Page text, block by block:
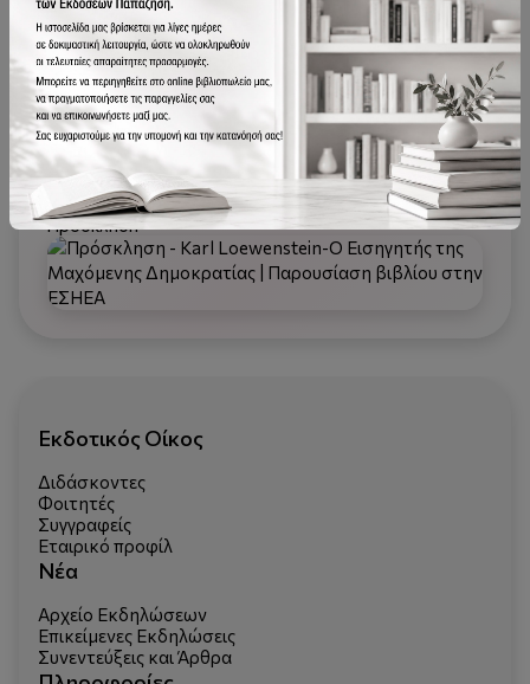
Γεώργιος Ζώης, Διδάκτωρ Νομικής ΕΚΠΑ
Την εκδήλωση θα συντονίσει η Αλκμήνη Φωτιάδου,
Διδάκτωρ Συνταγματικού Δικαίου
Η παρουσία σας θα μας τιμήσει ιδιαίτερα
Πρόσκληση
Εκδοτικός Οίκος
Διδάσκοντες
Φοιτητές
Συγγραφείς
Εταιρικό προφίλ
Νέα
Αρχείο Εκδηλώσεων
Επικείμενες Εκδηλώσεις
Συνεντεύξεις και Άρθρα